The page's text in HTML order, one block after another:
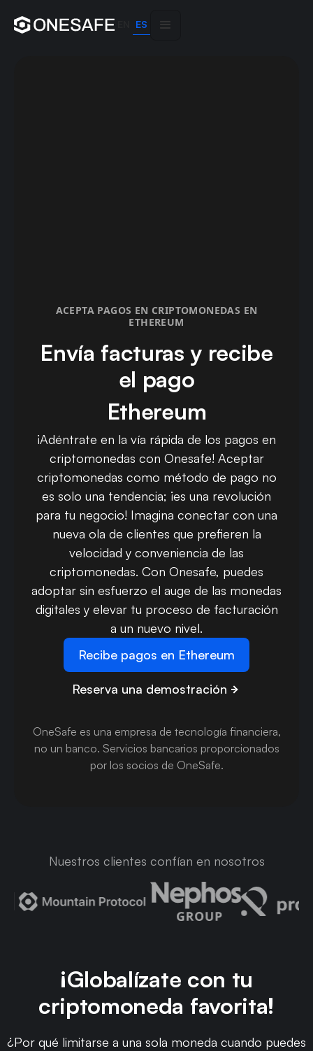
ES
ACEPTA PAGOS EN CRIPTOMONEDAS EN
ETHEREUM
Envía facturas y recibe
el pago
Ethereum
¡Adéntrate en la vía rápida de los pagos en
criptomonedas con Onesafe! Aceptar
criptomonedas como método de pago no
es solo una tendencia; ¡es una revolución
para tu negocio! Imagina conectar con una
nueva ola de clientes que prefieren la
velocidad y conveniencia de las
criptomonedas. Con Onesafe, puedes
adoptar sin esfuerzo el auge de las monedas
digitales y elevar tu proceso de facturación
a un nuevo nivel.
Recibe pagos en Ethereum
Reserva una demostración
OneSafe es una empresa de tecnología financiera,
no un banco. Servicios bancarios proporcionados
por los socios de OneSafe.
Nuestros clientes confían en nosotros
¡Globalízate con tu
criptomoneda favorita!
¿Por qué limitarse a una sola moneda cuando puedes